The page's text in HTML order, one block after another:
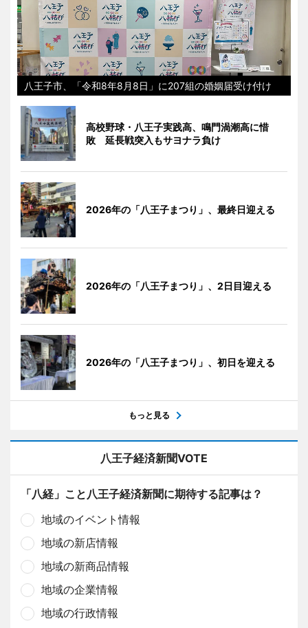
八王子市、「令和8年8月8日」に207組の婚姻届受け付け
高校野球・八王子実践高、鳴門渦潮高に惜
敗 延長戦突入もサヨナラ負け
2026年の「八王子まつり」、最終日迎える
2026年の「八王子まつり」、2日目迎える
2026年の「八王子まつり」、初日を迎える
もっと見る
八王子経済新聞VOTE
「八経」こと八王子経済新聞に期待する記事は？
地域のイベント情報
地域の新店情報
地域の新商品情報
地域の企業情報
地域の行政情報